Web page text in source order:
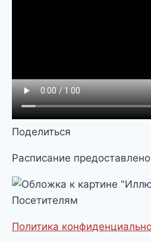
Поделиться
Расписание
Посетителям
Политика